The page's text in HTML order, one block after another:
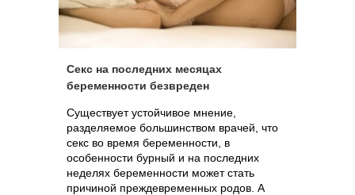
Секс на последних месяцах
беременности безвреден
Существует устойчивое мнение,
разделяемое большинством врачей, что
секс во время беременности, в
особенности бурный и на последних
неделях беременности может стать
причиной преждевременных родов. А